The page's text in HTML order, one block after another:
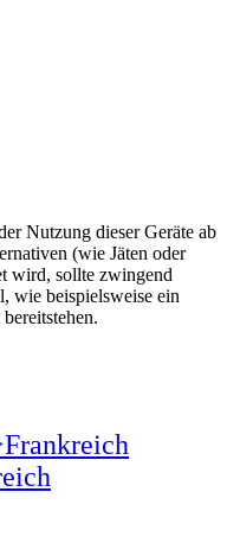
Nutzung dieser Geräte ab
(wie Jäten oder
wird, sollte zwingend
wie beispielsweise ein